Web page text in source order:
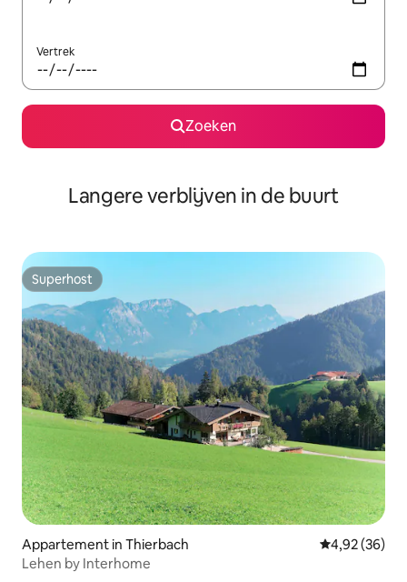
Vertrek
Zoeken
Langere verblijven in de buurt
Superhost
Superhost
Appartement in Thierbach Gemiddelde
4,92 (36)
Lehen by Interhome